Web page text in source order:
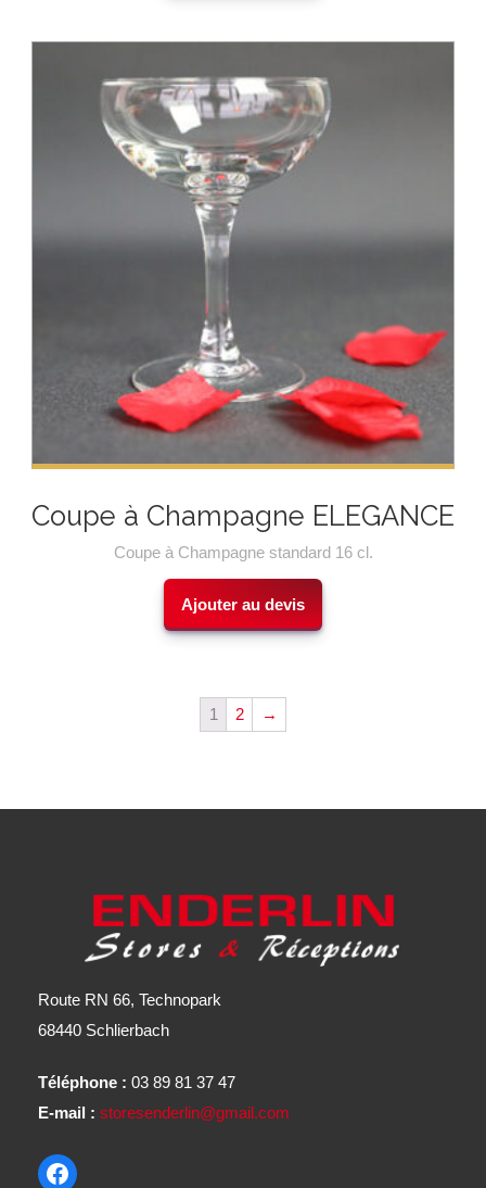
Coupe à Champagne ELEGANCE
Coupe à Champagne standard 16 cl.
Ajouter au devis
1 2 →
Route RN 66, Technopark
68440 Schlierbach
Téléphone : 03 89 81 37 47
E-mail : storesenderlin@gmail.com
Facebook